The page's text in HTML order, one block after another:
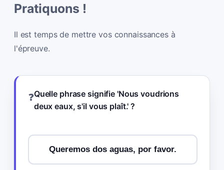
Pratiquons !
Il est temps de mettre vos connaissances à
l'épreuve.
❓Quelle phrase signifie 'Nous voudrions
deux eaux, s'il vous plaît.' ?
Queremos dos aguas, por favor.